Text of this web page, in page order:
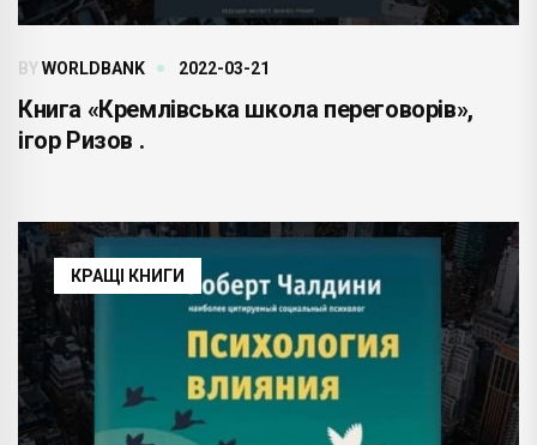
BYWORLDBANK 2022-03-21
Книга «Кремлівська школа переговорів»,
ігор Ризов .
КРАЩІ КНИГИ